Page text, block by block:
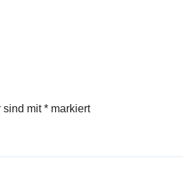
sind mit* markiert